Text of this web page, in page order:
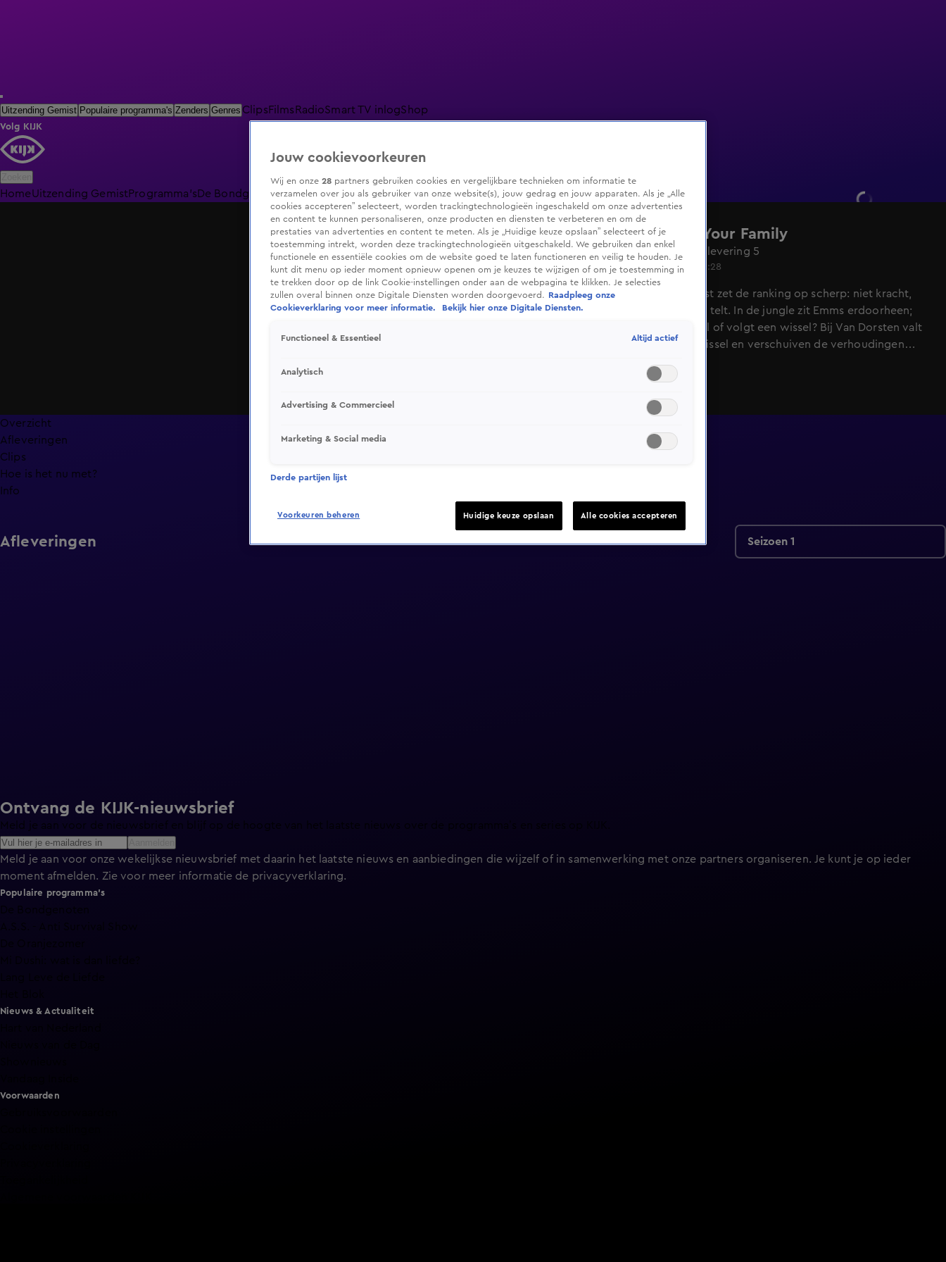
Uitzending Gemist Populaire programma's Zenders Genres ClipsFilmsRadioSmart TV inlogShop
Volg KIJK
HomeUitzending GemistProgramma's De BondgenotenDe OranjezomerLivestreamsShop
Survive Your Family
Seizoen 1, aflevering 5
Do 14 mei, 20:28
Een plottwist zet de ranking op scherp: niet kracht,
maar inzicht telt. In de jungle zit Emms erdoorheen;
houdt hij vol of volgt een wissel? Bij Van Dorsten valt
de eerste wissel en verschuiven de verhoudingen
spanning en emotie, terwijl Glory zich klaarmaakt voor
Overzicht
Afleveringen
Clips
Hoe is het nu met?
Info
Afleveringen Seizoen 1
Ontvang de KIJK-nieuwsbrief
Meld je aan voor de nieuwsbrief en blijf op de hoogte van het laatste nieuws over de programma’s en series op KIJK.
Meld je aan voor onze wekelijkse nieuwsbrief met daarin het laatste nieuws en aanbiedingen die wijzelf of in samenwerking met onze partners organiseren. Je kunt je op ieder
moment afmelden. Zie voor meer informatie de privacyverklaring.
Populaire programma's
Nieuws & Actualiteit
Voorwaarden
Jouw cookievoorkeuren
Wij en onze 28 partners gebruiken cookies en vergelijkbare technieken om informatie te
verzamelen over jou als gebruiker van onze website(s), jouw gedrag en jouw apparaten. Als je „Alle
cookies accepteren” selecteert, worden trackingtechnologieën ingeschakeld om onze advertenties
en content te kunnen personaliseren, onze producten en diensten te verbeteren en om de
prestaties van advertenties en content te meten. Als je „Huidige keuze opslaan” selecteert of je
toestemming intrekt, worden deze trackingtechnologieën uitgeschakeld. We gebruiken dan enkel
functionele en essentiële cookies om de website goed te laten functioneren en veilig te houden. Je
kunt dit menu op ieder moment opnieuw openen om je keuzes te wijzigen of om je toestemming in
te trekken door op de link Cookie-instellingen onder aan de webpagina te klikken. Je selecties
zullen overal binnen onze Digitale Diensten worden doorgevoerd.
Raadpleeg onze
Cookieverklaring voor meer informatie.
Bekijk hier onze Digitale Diensten.
Functioneel & Essentieel Altijd actief
Analytisch
Advertising & Commercieel
Marketing & Social media
Derde partijen lijst
Voorkeuren beheren Huidige keuze opslaan Alle cookies accepteren